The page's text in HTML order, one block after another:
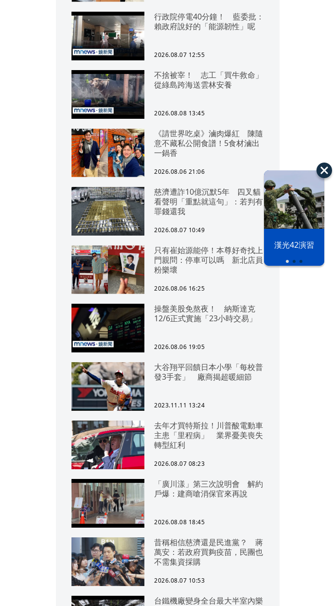
漢光42演習
行政院停電40分鐘！ 藍委批：
賴政府說好的「能源韌性」呢
2026.08.07 12:55
不捨被宰！ 志工「買牛救命」
從綠島跨海送雲林安養
2026.08.08 13:45
《請世界吃桌》滷肉爆紅 陳隨
意不藏私公開食譜！5食材滷出
一鍋香
2026.08.06 21:06
慈濟遭詐10億沉默5年 四叉貓
看聲明「重點就這句」：若判有
罪錢還我
2026.08.07 10:49
只有崔始源能停！本尊好奇找上
門親問：停車可以嗎 新北店員
粉樂壞
2026.08.06 16:25
操盤美股免熬夜！ 納斯達克
12/6正式實施「23小時交易」
2026.08.06 19:05
大谷翔平回饋日本小學「每校普
發3手套」 廠商揭超暖細節
2023.11.11 13:24
去年才買特斯拉！川普酸電動車
主患「里程病」 業界憂美喪失
轉型紅利
2026.08.07 08:23
「廣川漾」第三次說明會 解約
戶爆：建商嗆消保官來再說
2026.08.08 18:45
昔稱相信慈濟還是民進黨？ 蔣
萬安：若政府買夠疫苗，民團也
不需集資採購
2026.08.07 10:53
台鐵機廠變身全台最大半室內樂